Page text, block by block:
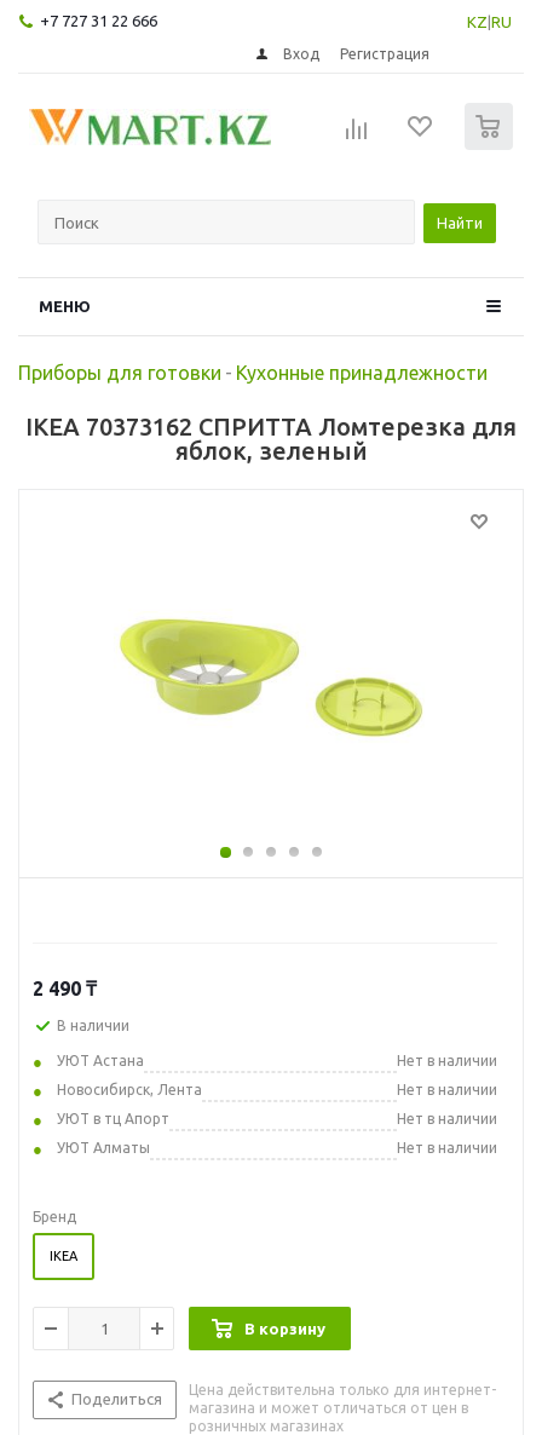
+7 727 31 22 666 KZ RU
Вход Регистрация
Найти
МЕНЮ
Приборы для готовки - Кухонные принадлежности
IKEA 70373162 СПРИТТА Ломтерезка для
яблок, зеленый
2 490 ₸
В наличии
УЮТ Астана
Нет в наличии
Новосибирск, Лента
Нет в наличии
УЮТ в тц Апорт
Нет в наличии
УЮТ Алматы
Нет в наличии
Бренд
IKEA
В корзину
Поделиться
Цена действительна только для интернет-
магазина и может отличаться от цен в
розничных магазинах